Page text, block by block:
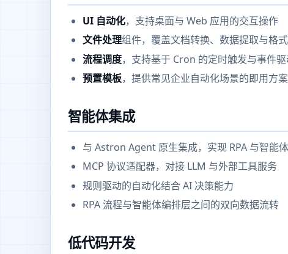
UI 自动化，支持桌面与 Web 应用的交互操作
文件处理组件，覆盖文档转换、数据提取与格
流程调度，支持基于 Cron 的定时触发与事件
预置模板，提供常见企业自动化场景的即用方案
智能体集成
与 Astron Agent 原生集成，实现 RPA 与智能
MCP 协议适配器，对接 LLM 与外部工具服务
规则驱动的自动化结合 AI 决策能力
RPA 流程与智能体编排层之间的双向数据流转
低代码开发